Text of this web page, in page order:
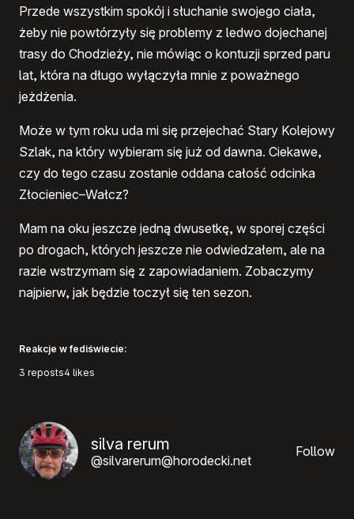
Przede wszystkim spokój i słuchanie swojego ciała,
żeby nie powtórzyły się problemy z ledwo dojechanej
trasy do Chodzieży, nie mówiąc o kontuzji sprzed paru
lat, która na długo wyłączyła mnie z poważnego
jeżdżenia.
Może w tym roku uda mi się przejechać Stary Kolejowy
Szlak, na który wybieram się już od dawna. Ciekawe,
czy do tego czasu zostanie oddana całość odcinka
Złocieniec–Wałcz?
Mam na oku jeszcze jedną dwusetkę, w sporej części
po drogach, których jeszcze nie odwiedzałem, ale na
razie wstrzymam się z zapowiadaniem. Zobaczymy
najpierw, jak będzie toczył się ten sezon.
Reakcje w fediświecie:
3 reposts4 likes
silva rerum
@silvarerum@horodecki.net
Follow